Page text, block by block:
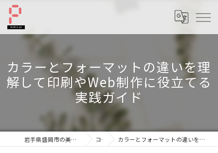
カラーとフォーマットの違いを理
解して印刷やWeb制作に役立てる
実践ガイド
岩手県盛岡市の美容室ならへアーサロンポプラル コラム カラーとフォーマットの違いを理解して印刷やWeb制作に役立てる実践ガイド